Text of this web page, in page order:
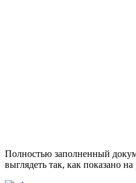
Полностью заполненный
выглядеть так, как показано